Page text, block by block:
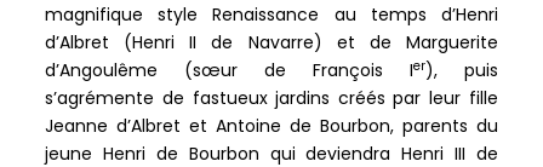
magnifique style Renaissance au temps d’Henri
d’Albret (Henri II de Navarre) et de Marguerite
d’Angoulême (sœur de François Ier), puis
s’agrémente de fastueux jardins créés par leur fille
Jeanne d’Albret et Antoine de Bourbon, parents du
jeune Henri de Bourbon qui deviendra Henri III de